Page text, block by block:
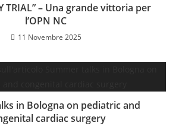
TRIAL” – Una grande vittoria per
l’OPN NC
11 Novembre 2025
in Bologna on pediatric and
cardiac surgery